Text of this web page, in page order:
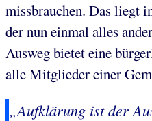
missbrauchen. Das liegt
der nun einmal alles
Ausweg bietet eine
alle Mitglieder einer
„Aufklärung ist der